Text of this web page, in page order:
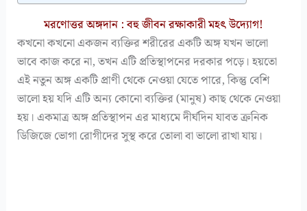
মরণোত্তর অঙ্গদান : বহু জীবন রক্ষাকারী মহৎ উদ্যোগ!
কখনো কখনো একজন ব্যক্তির শরীরের একটি অঙ্গ যখন ভালো
ভাবে কাজ করে না, তখন এটি প্রতিস্থাপনের দরকার পড়ে। হয়তো
এই নতুন অঙ্গ একটি প্রাণী থেকে নেওয়া যেতে পারে, কিন্তু বেশি
ভালো হয় যদি এটি অন্য কোনো ব্যক্তির (মানুষ) কাছ থেকে নেওয়া
হয়। একমাত্র অঙ্গ প্রতিস্থাপন এর মাধ্যমে দীর্ঘদিন যাবত ক্রনিক
ডিজিজে ভোগা রোগীদের সুস্থ করে তোলা বা ভালো রাখা যায়।